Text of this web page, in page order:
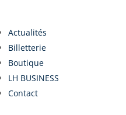
Actualités
Billetterie
Boutique
LH BUSINESS
Contact